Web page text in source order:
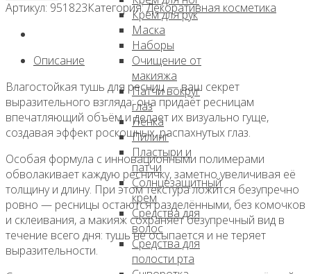
Крем для рук
Маска
Наборы
Очищение от
макияжа
Патчи вокруг
глаз
Пенка
Пилинг
Пластыри и
патчи
Солнцезащитный
крем
Средства для
волос
Средства для
полости рта
Тушь
ресниц,
объем,
7мл,
DABO
Артикул: 951823Категория:Декоративная косметика
Описание
Влагостойкая тушь для ресниц — ваш секрет
выразительного взгляда: она придаёт ресницам
впечатляющий объём и делает их визуально гуще,
создавая эффект роскошных, распахнутых глаз.
Особая формула с инновационными полимерами
обволакивает каждую ресничку, заметно увеличивая её
толщину и длину. При этом текстура ложится безупречно
ровно — ресницы остаются разделёнными, без комочков
и склеивания, а макияж сохраняет безупречный вид в
течение всего дня: тушь не осыпается и не теряет
выразительности.